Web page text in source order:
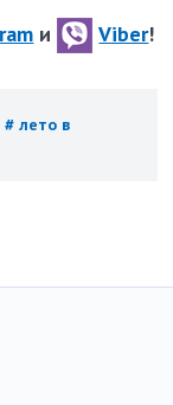
и Viber!
# лето в